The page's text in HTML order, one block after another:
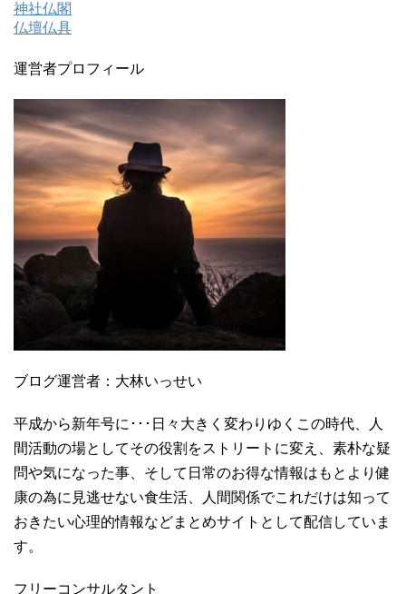
神社仏閣
仏壇仏具
運営者プロフィール
ブログ運営者：大林いっせい
平成から新年号に･･･日々大きく変わりゆくこの時代、人
間活動の場としてその役割をストリートに変え、素朴な疑
問や気になった事、そして日常のお得な情報はもとより健
康の為に見逃せない食生活、人間関係でこれだけは知って
おきたい心理的情報などまとめサイトとして配信していま
す。
フリーコンサルタント